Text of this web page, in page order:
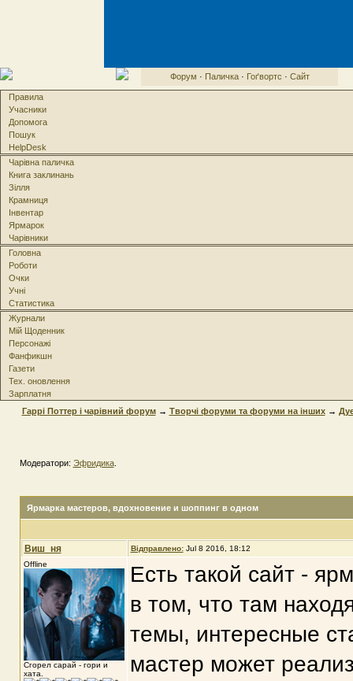
Форум · Паличка· Гоґвортс · Сайт
Правила
Учасники
Допомога
Пошук
HelpDesk
Чарівна паличка
Книга заклинань
Зілля
Крамниця
Інвентар
Ярмарок
Чарівники
Головна
Роботи
Очки
Учні
Статистика
Журнали
Мій Щоденник
Персонажі
Фанфикшн
Газети
Тех. оновлення
Зарплатня
Гаррі Поттер і чарівний форум→ Творчі форуми та форуми на інших→
Модератори: Эфридика.
Ярмарка мастеров, вдохновение и шоппинг в одном
Виш_ня Відправлено: Jul 8 2016, 18:12
Offline
Сгорел сарай - гори и
хата.
Есть такой сайт -
в том, что там
темы, интересные
мастер может